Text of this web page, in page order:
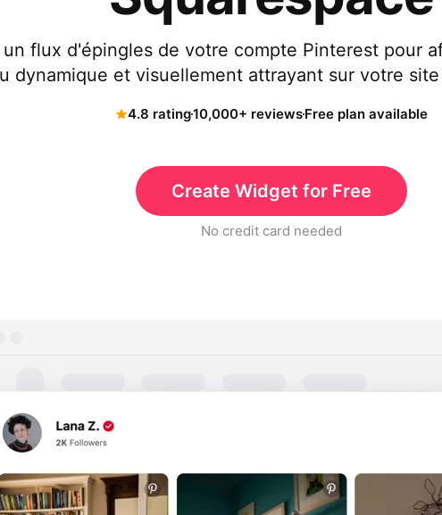
flux d'épingles de votre compte Pinterest pour
dynamique et visuellement attrayant sur votre site
4.8 rating10,000+ reviewsFree plan available
Create Widget for Free
No credit card needed